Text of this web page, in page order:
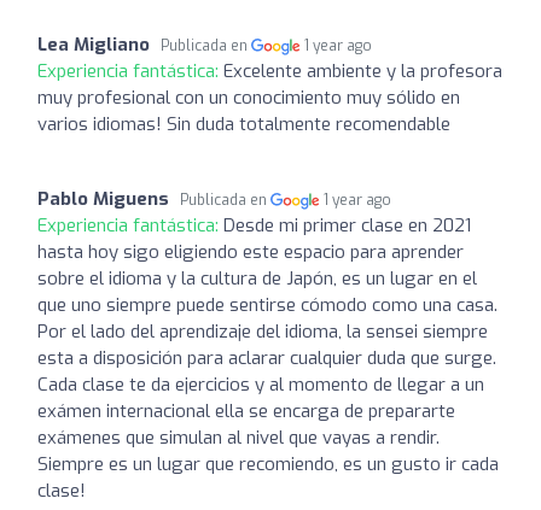
Lea Migliano Publicada en 1 year ago
Experiencia fantástica: Excelente ambiente y la profesora
muy profesional con un conocimiento muy sólido en
varios idiomas! Sin duda totalmente recomendable
Pablo Miguens Publicada en 1 year ago
Experiencia fantástica: Desde mi primer clase en 2021
hasta hoy sigo eligiendo este espacio para aprender
sobre el idioma y la cultura de Japón, es un lugar en el
que uno siempre puede sentirse cómodo como una casa.
Por el lado del aprendizaje del idioma, la sensei siempre
esta a disposición para aclarar cualquier duda que surge.
Cada clase te da ejercicios y al momento de llegar a un
exámen internacional ella se encarga de prepararte
exámenes que simulan al nivel que vayas a rendir.
Siempre es un lugar que recomiendo, es un gusto ir cada
clase!